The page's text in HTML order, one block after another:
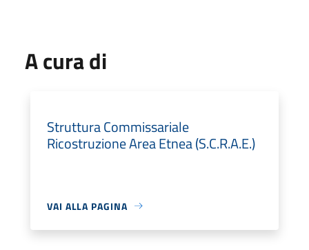
A cura di
Struttura Commissariale
Ricostruzione Area Etnea (S.C.R.A.E.)
VAI ALLA PAGINA